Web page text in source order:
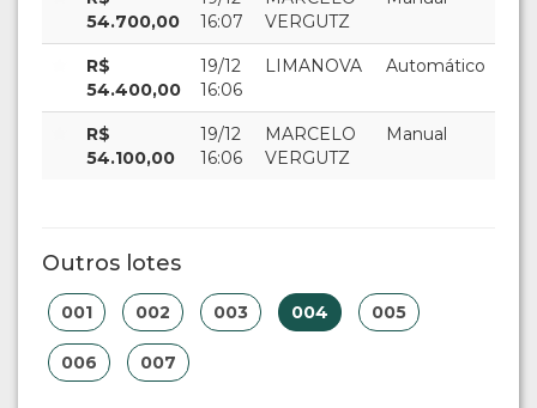
54.700,00
16:07
VERGUTZ
R$
54.400,00
19/12
16:06
LIMANOVA Automático
R$
54.100,00
19/12
16:06
MARCELO
VERGUTZ
Manual
Outros lotes
001 002 003 004 005
006 007